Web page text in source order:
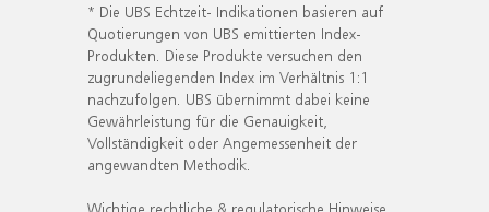
* Die UBS Echtzeit- Indikationen basieren auf
Quotierungen von UBS emittierten Index-
Produkten. Diese Produkte versuchen den
zugrundeliegenden Index im Verhältnis 1:1
nachzufolgen. UBS übernimmt dabei keine
Gewährleistung für die Genauigkeit,
Vollständigkeit oder Angemessenheit der
angewandten Methodik.